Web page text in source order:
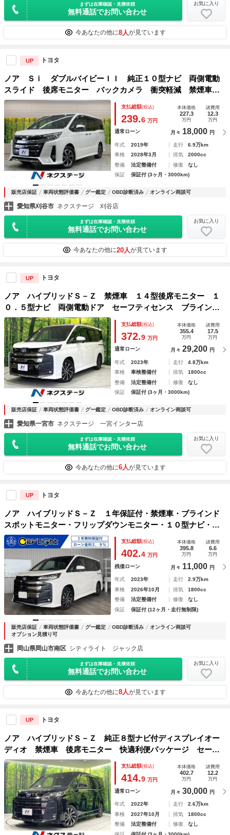
まずは在庫確認・見積依頼
無料通話でお問い合わせ
お気に入り
今あなたの他に8人が見ています
UP トヨタ
ノア Ｓｉ ダブルバイビーＩＩ 純正１０型ナビ 両側電動
スライド 後席モニター バックカメラ 衝突軽減 禁煙車
ドラレコ コーナーセンサー スマートキー ＬＥＤヘッド
ビルトインＥＴＣ クルコン 純正１６インチアルミ
支払総額(税込)
239.6 万円
本体価格
227.3
万円
諸費用
12.3
万円
通常ローン 月々 18,000 円
年式 2019年 走行
6.9万km
車検
2028年3月 排気
2000cc
整備
法定整備付 修復
なし
保証
保証付 (3ヶ月・3000km)
販売店保証 車両状態評価書 グー鑑定 OBD診断済み オンライン商談可
愛知県刈谷市 ネクステージ 刈谷店
まずは在庫確認・見積依頼
無料通話でお問い合わせ
お気に入り
今あなたの他に20人が見ています
UP トヨタ
ノア ハイブリッドＳ－Ｚ 禁煙車 １４型後席モニター １
０．５型ナビ 両側電動ドア セーフティセンス ブラインド
スポットモニター バックカメラ ＥＴＣ ドラレコ ハーフ
レザーシート シートヒーター リアオートエアコン
支払総額(税込)
372.9 万円
本体価格
355.4
万円
諸費用
17.5
万円
通常ローン 月々 29,200 円
年式 2023年 走行
4.8万km
車検
車検整備付 排気
1800cc
整備
法定整備付 修復
なし
保証
保証付 (3ヶ月・3000km)
販売店保証 車両状態評価書 グー鑑定 OBD診断済み オンライン商談可
愛知県一宮市 ネクステージ 一宮インター店
まずは在庫確認・見積依頼
無料通話でお問い合わせ
お気に入り
今あなたの他に6人が見ています
UP トヨタ
ノア ハイブリッドＳ－Ｚ １年保証付・禁煙車・ブラインド
スポットモニター・フリップダウンモニター・１０型ナビ・Ｔ
Ｖ・ＣＤ・ＤＶＤ・Ｂｌｕｅｔｏｏｔｈ・バックモニター・ト
ヨタセーフティ・クルーズコントロール・デジタルインナミラ
ー
支払総額(税込)
402.4 万円
本体価格
395.8
万円
諸費用
6.6
万円
残価ローン 月々 11,000 円
年式 2023年 走行
2.9万km
車検
2026年10月 排気
1800cc
整備
法定整備付 修復
なし
保証
保証付 (12ヶ月・走行無制限)
販売店保証 車両状態評価書 グー鑑定 OBD診断済み
オンライン商談可
オプション見積り可
岡山県岡山市南区 シティライト ジャック店
まずは在庫確認・見積依頼
無料通話でお問い合わせ
お気に入り
今あなたの他に8人が見ています
UP トヨタ
ノア ハイブリッドＳ－Ｚ 純正８型ナビ付ディスプレイオー
ディオ 禁煙車 後席モニター 快適利便パッケージ セーフ
ティセンス 両側電動スライドドア パノラミックビューモニ
ター ＥＴＣ２．０ ドライブレコーダー 盗難防止システム
支払総額(税込)
414.9 万円
本体価格
402.7
万円
諸費用
12.2
万円
通常ローン 月々 30,000 円
年式 2022年 走行
2.6万km
車検
2027年10月 排気
1800cc
整備
法定整備付 修復
なし